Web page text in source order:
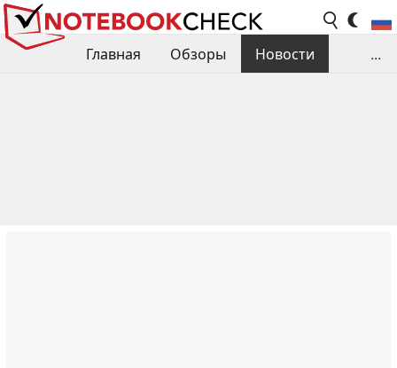
Главная Обзоры
Новости
...